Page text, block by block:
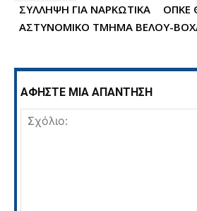
ΣΥΛΛΗΨΗ ΓΙΑ ΝΑΡΚΩΤΙΚΑ
ΟΠΚΕ
ΑΣΤΥΝΟΜΙΚΟ ΤΜΗΜΑ ΒΕΛΟΥ-
ΑΦΗΣΤΕ ΜΙΑ ΑΠΑΝΤΗΣΗ